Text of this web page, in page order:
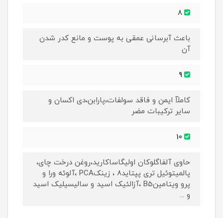
باعث آبرسانی عمقی به پوست و مانع کدر شدن
آن
کاملآ ایمن و فاقد سولفات،پارابن،دی اکسان و
سایر ترکیبات مضر
حاوی آلفاگلوکان اولیگاساکارید،روغن درخت چای،
پالمیتوئیل تری پپتاید8 ، زینکPCA ،آلوئه ورا و
پرو ویتامینB5 ،آزالئیک اسید و سالیسیلیک اسید
و ...